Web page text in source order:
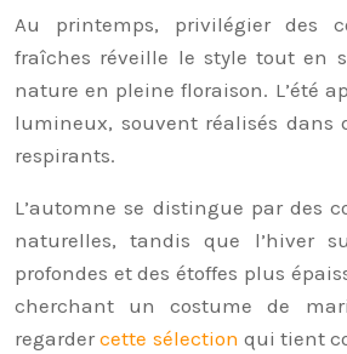
Au printemps, privilégier des
fraîches réveille le style tout en
nature en pleine floraison. L’été
lumineux, souvent réalisés dans
respirants.
L’automne se distingue par des
naturelles, tandis que l’hiver
profondes et des étoffes plus
cherchant un costume de
regardercette sélection qui tient